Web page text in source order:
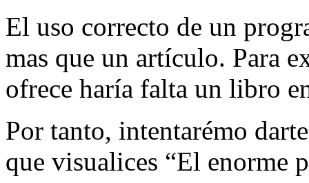
El uso correcto de un
mas que un artículo. Para
ofrece haría falta un libro
Por tanto, intentarémo
que visualices “El enorme